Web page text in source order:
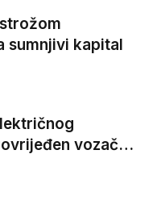
sumnjivi kapital
vozač